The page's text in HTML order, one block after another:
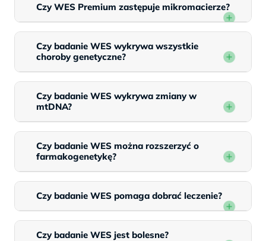
Czy WES Premium zastępuje mikromacierze?
Czy badanie WES wykrywa wszystkie
choroby genetyczne?
Czy badanie WES wykrywa zmiany w
mtDNA?
Czy badanie WES można rozszerzyć o
farmakogenetykę?
Czy badanie WES pomaga dobrać leczenie?
Czy badanie WES jest bolesne?